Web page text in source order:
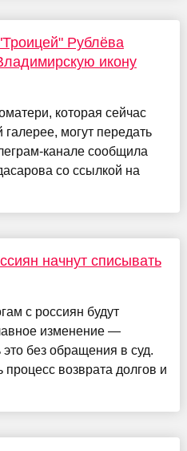
Рублёва
икону
которая сейчас
галерее, могут передать
канале сообщила
со ссылкой на
начнут списывать
с россиян будут
изменение —
без обращения в суд.
процесс возврата долгов и